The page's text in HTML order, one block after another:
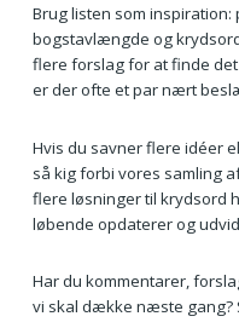
Brug listen som
bogstavlængde og
flere forslag for at finde
er der ofte et par nært
Hvis du savner flere idéer
så kig forbi vores samling
flere løsninger til krydsord
løbende opdaterer og
Har du kommentarer,
vi skal dække næste gang?